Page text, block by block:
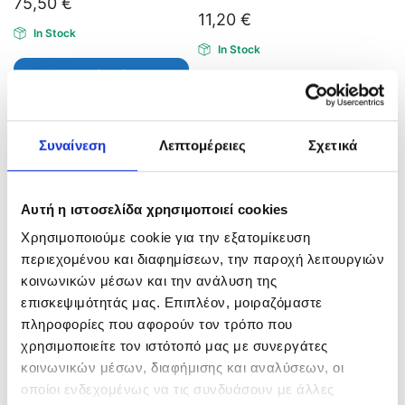
Συναίνεση Λεπτομέρειες Σχετικά
Αυτή η ιστοσελίδα χρησιμοποιεί cookies
Χρησιμοποιούμε cookie για την εξατομίκευση
περιεχομένου και διαφημίσεων, την παροχή λειτουργιών
κοινωνικών μέσων και την ανάλυση της
επισκεψιμότητάς μας. Επιπλέον, μοιραζόμαστε
πληροφορίες που αφορούν τον τρόπο που
χρησιμοποιείτε τον ιστότοπό μας με συνεργάτες
κοινωνικών μέσων, διαφήμισης και αναλύσεων, οι
οποίοι ενδεχομένως να τις συνδυάσουν με άλλες
In Stock
Επιλογή
11,20 €
In Stock
Προσθήκη στο καλάθι
ΚΥΤΙΟ AC1
10,50€
In Stock
ΣΑΚΟΣ ΣΤΕΓΑΝΟΣ MB016
47,90€
In Stock